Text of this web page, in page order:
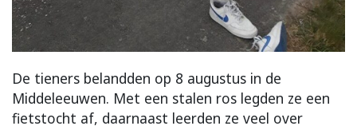
De tieners belandden op 8 augustus in de
Middeleeuwen. Met een stalen ros legden ze een
fietstocht af, daarnaast leerden ze veel over